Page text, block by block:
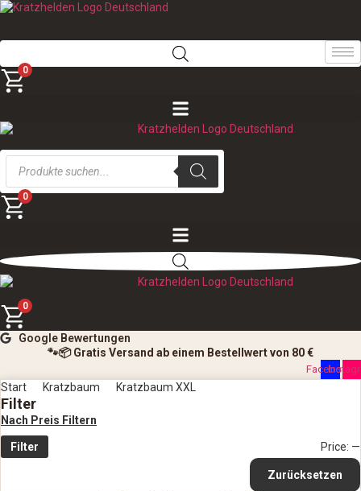
Zum
0
Products
search
0
0
Google Bewertungen
🐾📦 Gratis Versand ab einem Bestellwert von 80 €
Facebook
Start Kratzbaum Kratzbaum XXL
Filter
Nach Preis Filtern
Filter Price: —
Zurücksetzen